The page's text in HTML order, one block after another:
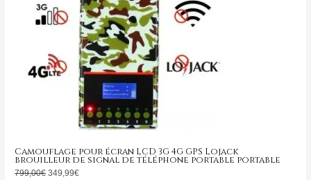
Camouflage pour écran LCD 3G 4G GPS Lojack
brouilleur de signal de téléphone portable portable
799,00€ 349,99€